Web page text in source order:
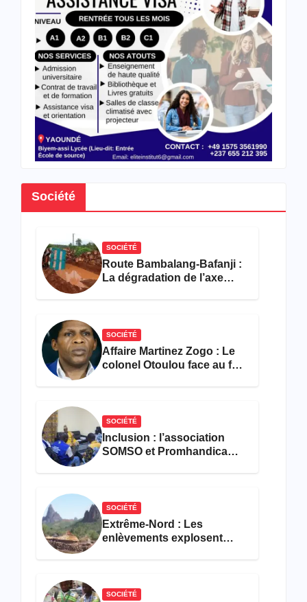
des
format
ions
en
hôtell
erie-
restau
ration
Société
SOCIÉTÉ
Route Bambalang-Bafanji :
La dégradation de l’axe
SOCIÉTÉ
Affaire Martinez Zogo : Le
colonel Otoulou face au feu
SOCIÉTÉ
Inclusion : l’association
SOMSO et Promhandicam
SOCIÉTÉ
Extrême-Nord : Les
enlèvements explosent
SOCIÉTÉ